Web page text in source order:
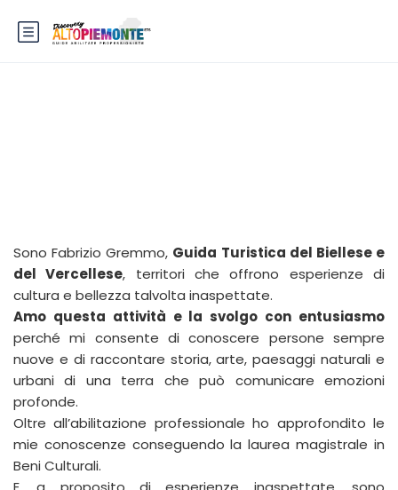
Sono Fabrizio Gremmo, Guida Turistica del Biellese e
del Vercellese, territori che offrono esperienze di
cultura e bellezza talvolta inaspettate.
Amo questa attività e la svolgo con entusiasmo
perché mi consente di conoscere persone sempre
nuove e di raccontare storia, arte, paesaggi naturali e
urbani di una terra che può comunicare emozioni
profonde.
Oltre all’abilitazione professionale ho approfondito le
mie conoscenze conseguendo la laurea magistrale in
Beni Culturali.